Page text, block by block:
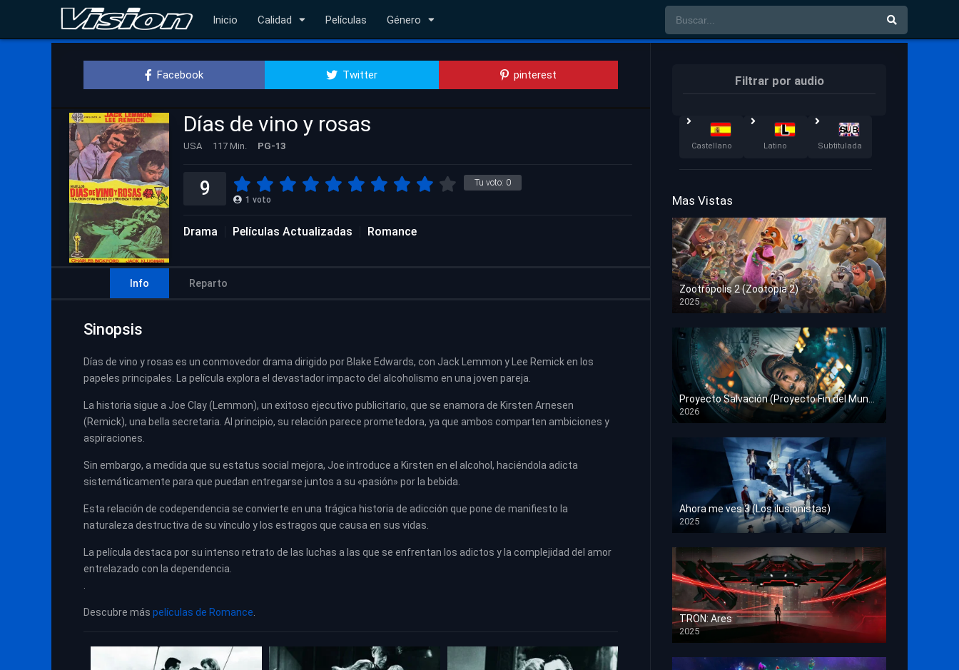
Inicio Calidad Películas Género
Facebook Twitter pinterest
Días de vino y rosas
USA 117 Min. PG-13
Tu voto: 0
9 1 voto
Drama Películas Actualizadas Romance
Info Reparto
Sinopsis
Días de vino y rosas es un conmovedor drama dirigido por Blake Edwards, con Jack Lemmon y Lee Remick en los
papeles principales. La película explora el devastador impacto del alcoholismo en una joven pareja.
La historia sigue a Joe Clay (Lemmon), un exitoso ejecutivo publicitario, que se enamora de Kirsten Arnesen
(Remick), una bella secretaria. Al principio, su relación parece prometedora, ya que ambos comparten ambiciones y
aspiraciones.
Sin embargo, a medida que su estatus social mejora, Joe introduce a Kirsten en el alcohol, haciéndola adicta
sistemáticamente para que puedan entregarse juntos a su «pasión» por la bebida.
Esta relación de codependencia se convierte en una trágica historia de adicción que pone de manifiesto la
naturaleza destructiva de su vínculo y los estragos que causa en sus vidas.
La película destaca por su intenso retrato de las luchas a las que se enfrentan los adictos y la complejidad del amor
entrelazado con la dependencia.
Descubre más películas de Romance
Filtrar por audio
Castellano Latino Subtitulada
Mas Vistas
Zootrópolis 2 (Zootopia 2)
2025
HD 1080p
Proyecto Salvación (Proyecto Fin del Mundo)
2026
HD 1080p
Ahora me ves 3 (Los ilusionistas)
2025
HD 1080p
TRON: Ares
2025
HD 1080p